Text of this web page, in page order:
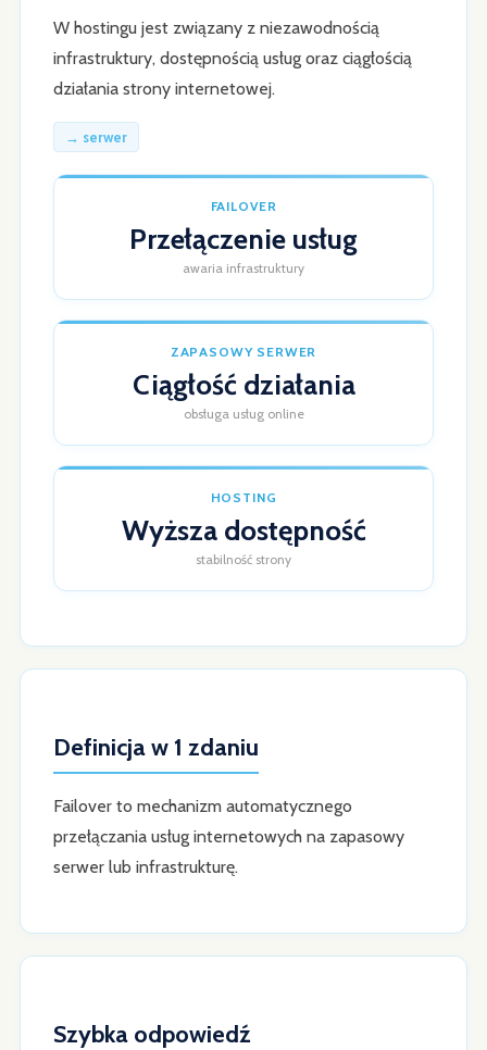
W hostingu jest związany z niezawodnością
infrastruktury, dostępnością usług oraz ciągłością
działania strony internetowej.
→ serwer
FAILOVER
Przełączenie usług
awaria infrastruktury
ZAPASOWY SERWER
Ciągłość działania
obsługa usług online
HOSTING
Wyższa dostępność
stabilność strony
Definicja w 1 zdaniu
Failover to mechanizm automatycznego
przełączania usług internetowych na zapasowy
serwer lub infrastrukturę.
Szybka odpowiedź